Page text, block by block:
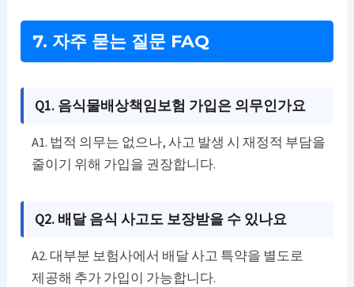
7. 자주 묻는 질문 FAQ
Q1. 음식물배상책임보험 가입은 의무인가요
A1. 법적 의무는 없으나, 사고 발생 시 재정적 부담을
줄이기 위해 가입을 권장합니다.
Q2. 배달 음식 사고도 보장받을 수 있나요
A2. 대부분 보험사에서 배달 사고 특약을 별도로
제공해 추가 가입이 가능합니다.